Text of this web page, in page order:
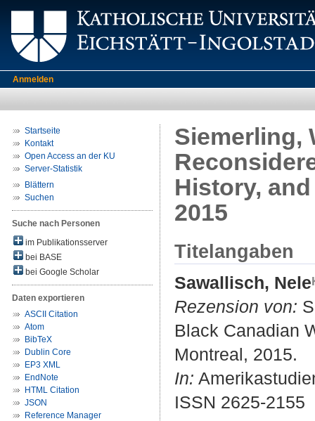
Anmelden
Startseite
Kontakt
Open Access an der KU
Server-Statistik
Blättern
Suchen
Suche nach Personen
im Publikationsserver
bei BASE
bei Google Scholar
Daten exportieren
ASCII Citation
Atom
BibTeX
Dublin Core
EP3 XML
EndNote
HTML Citation
JSON
Reference Manager
Siemerling,
History,
2015
Titelangaben
Sawallisch, Nele
Rezension von:
Black Canadian
Montreal, 2015.
In:
ISSN 2625-2155